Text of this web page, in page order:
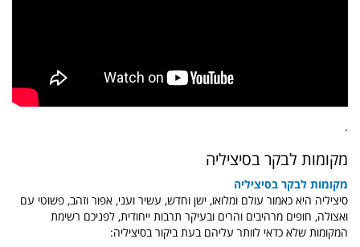
.
מקומות לבקר בסיציליה
מקומות לבקר בסיציליה
סיציליה היא כאמור עולם ומלואו, ישן וחדש, עשיר ועני, אפור וזהב, פשוטי עם
ואצולה, חופים מרהיבים והרים ובעיקר תרבות ייחודית, לפניכם רשימת
המקומות שלא כדאי לוותר עליהם בעת ביקור בסיציליה: